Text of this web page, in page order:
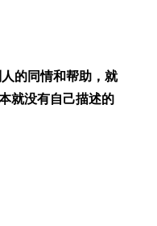
的同情和帮助，就
就没有自己描述的